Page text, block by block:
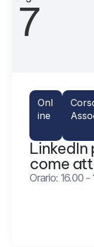
7
Onl
ine
LinkedIn
come
Orario: 16.00 -